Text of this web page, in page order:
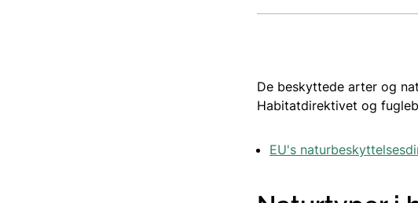
De beskyttede arter og
Habitatdirektivet og
EU's